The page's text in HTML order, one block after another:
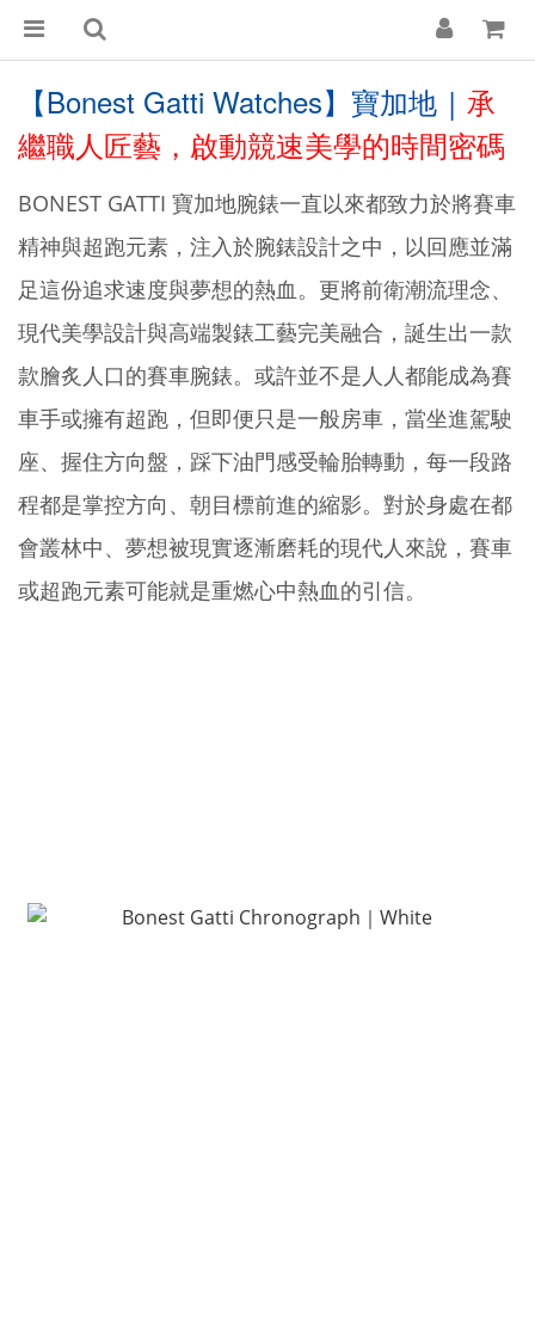
【Bonest Gatti Watches】 寶加地 | 承
繼職人匠藝，啟動競速美學的時間密碼
BONEST GATTI 寶加地腕錶一直以來都致力於將賽車
精神與超跑元素，注入於腕錶設計之中，以回應並滿
足這份追求速度與夢想的熱血。更將前衛潮流理念、
現代美學設計與高端製錶工藝完美融合，誕生出一款
款膾炙人口的賽車腕錶。或許並不是人人都能成為賽
車手或擁有超跑，但即便只是一般房車，當坐進駕駛
座、握住方向盤，踩下油門感受輪胎轉動，每一段路
程都是掌控方向、朝目標前進的縮影。對於身處在都
會叢林中、夢想被現實逐漸磨耗的現代人來說，賽車
或超跑元素可能就是重燃心中熱血的引信。